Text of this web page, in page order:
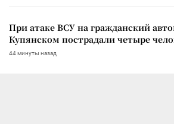
При атаке ВСУ на гражданский
Купянском пострадали четыре
44 минуты назад